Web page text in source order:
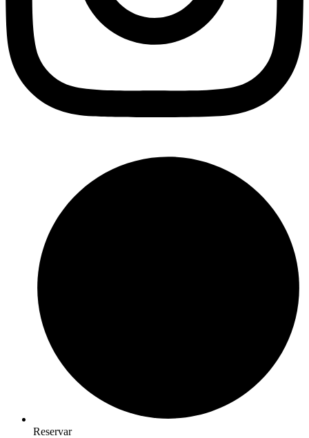
Reservar